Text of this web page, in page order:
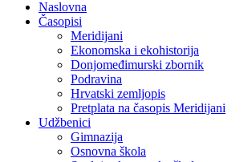
Naslovna
Časopisi
Meridijani
Ekonomska i ekohistorija
Donjomeđimurski zbornik
Podravina
Hrvatski zemljopis
Pretplata na časopis Meridijani
Udžbenici
Gimnazija
Osnovna škola